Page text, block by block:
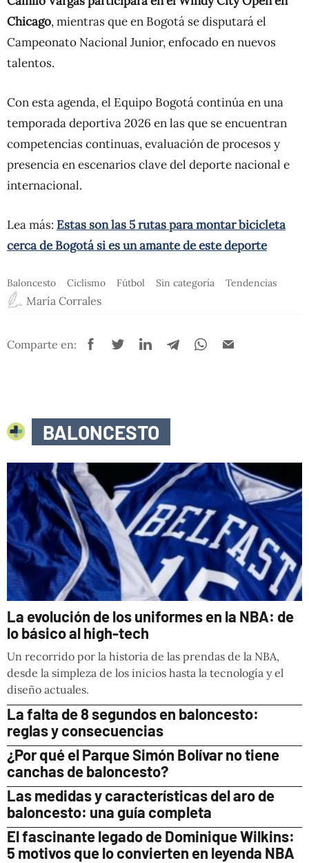
Chicago, mientras que en Bogotá se disputará el
Campeonato Nacional Junior, enfocado en nuevos
talentos.
Con esta agenda, el Equipo Bogotá continúa en una
temporada deportiva 2026 en las que se encuentran
competencias continuas, evaluación de procesos y
presencia en escenarios clave del deporte nacional e
internacional.
Lea más: Estas son las 5 rutas para montar bicicleta
cerca de Bogotá si es un amante de este deporte
Baloncesto Ciclismo Fútbol Sin categoría Tendencias
María Corrales
Comparte en:
BALONCESTO
La evolución de los uniformes en la NBA: de
lo básico al high-tech
Un recorrido por la historia de las prendas de la NBA,
desde la simpleza de los inicios hasta la tecnología y el
diseño actuales.
La falta de 8 segundos en baloncesto:
reglas y consecuencias
¿Por qué el Parque Simón Bolívar no tiene
canchas de baloncesto?
Las medidas y características del aro de
baloncesto: una guía completa
El fascinante legado de Dominique Wilkins:
5 motivos que lo convierten en leyenda NBA